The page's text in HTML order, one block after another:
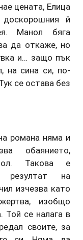
цената, Елица
й
Манол бяга
да откаже, но
и… защо пък
на сина си, по-
се остава без
романа няма и
обаянието,
Такова е
резултат на
изчезва като
изобщо
Той се налага в
своите, за